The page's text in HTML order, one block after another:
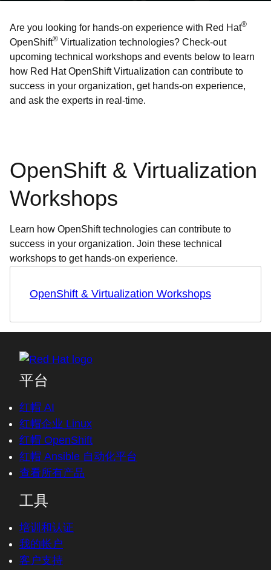
Are you looking for hands-on experience with Red Hat®
OpenShift® Virtualization technologies? Check-out
upcoming technical workshops and events below to learn
how Red Hat OpenShift Virtualization can contribute to
success in your organization, get hands-on experience,
and ask the experts in real-time.
OpenShift & Virtualization
Workshops
Learn how OpenShift technologies can contribute to
success in your organization. Join these technical
workshops to get hands-on experience.
OpenShift & Virtualization Workshops
平台
红帽 AI
红帽企业 Linux
红帽 OpenShift
红帽 Ansible 自动化平台
查看所有产品
工具
培训和认证
我的帐户
客户支持